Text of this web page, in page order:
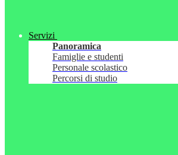
Servizi
Panoramica
Famiglie e studenti
Personale scolastico
Percorsi di studio